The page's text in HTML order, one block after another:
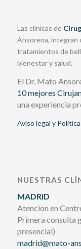
Las clínicas de
Ansorena, integran
tratamientos de
bienestar y salud.
El Dr. Mato
10 mejores
una experiencia
Aviso legal y
NUESTRAS
MADRID
Atencion en
Primera consulta
presencial)
madrid@mato-